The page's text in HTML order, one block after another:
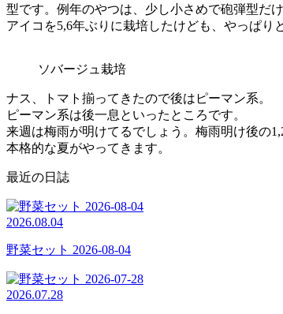
型です。例年のやつは、少し小さめで砲弾型だ
アイコを5,6年ぶりに栽培したけども、やっぱり
ソバージュ栽培
ナス、トマト揃ってきたので後はピーマン系。
ピーマン系は後一息といったところです。
来週は梅雨が明けてるでしょう。梅雨明け後の
本格的な夏がやってきます。
最近の日誌
2026.08.04
野菜セット 2026-08-04
2026.07.28